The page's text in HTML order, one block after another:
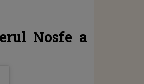
Nosfe a